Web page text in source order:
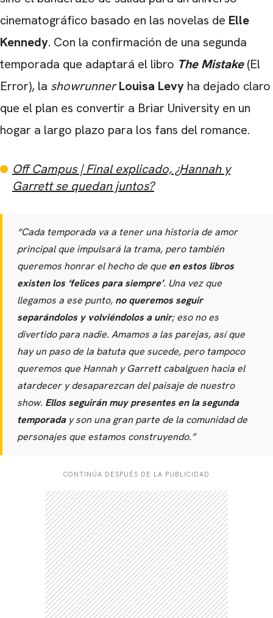
cinematográfico basado en las novelas de Elle
Kennedy. Con la confirmación de una segunda
temporada que adaptará el libro The Mistake(El
Error), la showrunner Louisa Levy ha dejado claro
que el plan es convertir a Briar University en un
hogar a largo plazo para los fans del romance.
Off Campus | Final explicado, ¿Hannah y
Garrett se quedan juntos?
“Cada temporada va a tener una historia de amor
principal que impulsará la trama, pero también
queremos honrar el hecho de que en estos libros
existen los ‘felices para siempre’. Una vez que
llegamos a ese punto, no queremos seguir
separándolos y volviéndolos a unir; eso no es
divertido para nadie. Amamos a las parejas, así que
hay un paso de la batuta que sucede, pero tampoco
queremos que Hannah y Garrett cabalguen hacia el
atardecer y desaparezcan del paisaje de nuestro
show. Ellos seguirán muy presentes en la segunda
temporaday son una gran parte de la comunidad de
personajes que estamos construyendo.”
CONTINÚA DESPUÉS DE LA PUBLICIDAD